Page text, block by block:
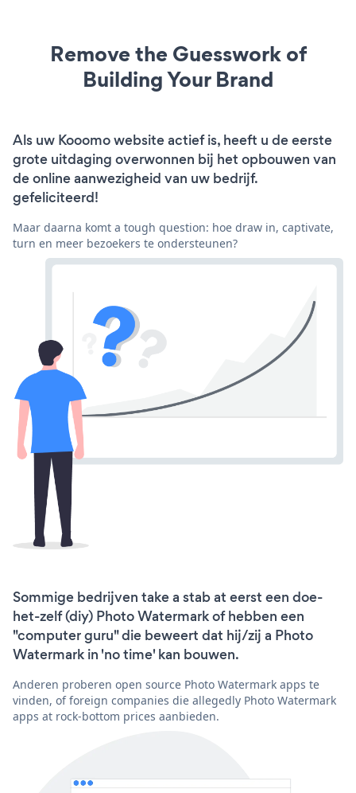
Remove the Guesswork of
Building Your Brand
Als uw Kooomo website actief is, heeft u de eerste
grote uitdaging overwonnen bij het opbouwen van
de online aanwezigheid van uw bedrijf.
gefeliciteerd!
Maar daarna komt a tough question: hoe draw in, captivate,
turn en meer bezoekers te ondersteunen?
Sommige bedrijven take a stab at eerst een doe-
het-zelf (diy) Photo Watermark of hebben een
"computer guru" die beweert dat hij/zij a Photo
Watermark in 'no time' kan bouwen.
Anderen proberen open source Photo Watermark apps te
vinden, of foreign companies die allegedly Photo Watermark
apps at rock-bottom prices aanbieden.